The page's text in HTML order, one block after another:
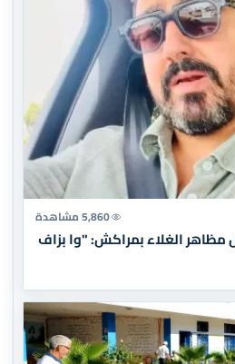
5,860 مشاهدة
مظاهر الغلاء بمراكش: "وا بزاف